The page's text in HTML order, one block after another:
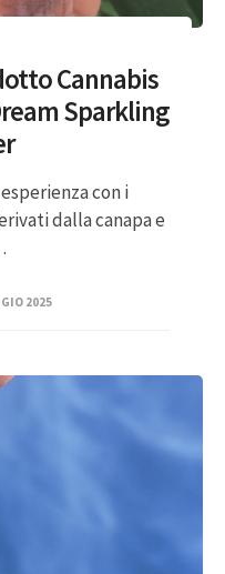
Cannabis
Sparkling
con i
dalla canapa e
2025